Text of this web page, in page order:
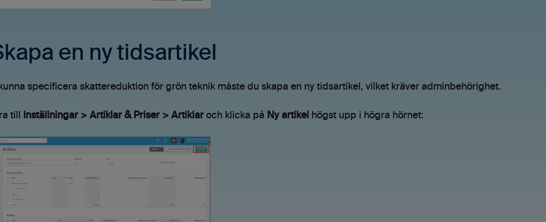
en ny tidsartikel
specificera skattereduktion för grön teknik måste du skapa en ny tidsartikel, vilket kräver adminbehörighet.
till Inställningar > Artiklar & Priser > Artiklaroch klicka på Ny artikel högst upp i högra hörnet: